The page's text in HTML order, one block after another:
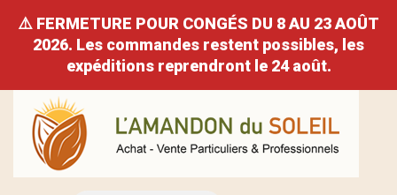
⚠️ FERMETURE POUR CONGÉS DU 8 AU 23 AOÛT
2026. Les commandes restent possibles, les
expéditions reprendront le 24 août.